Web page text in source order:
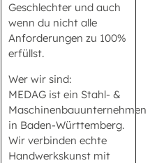
Geschlechter und auch
wenn du nicht alle
Anforderungen zu 100%
erfüllst.
Wer wir sind:
MEDAG ist ein Stahl- &
Maschinenbauunternehmen
in Baden-Württemberg.
Wir verbinden echte
Handwerkskunst mit